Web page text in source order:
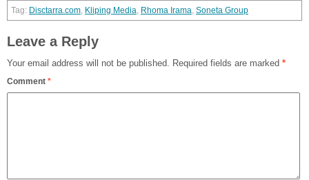
Disctarra.com, Kliping Media, Rhoma Irama, Soneta Group
Leave a Reply
Your email address will not be published. Required fields are marked *
Comment *